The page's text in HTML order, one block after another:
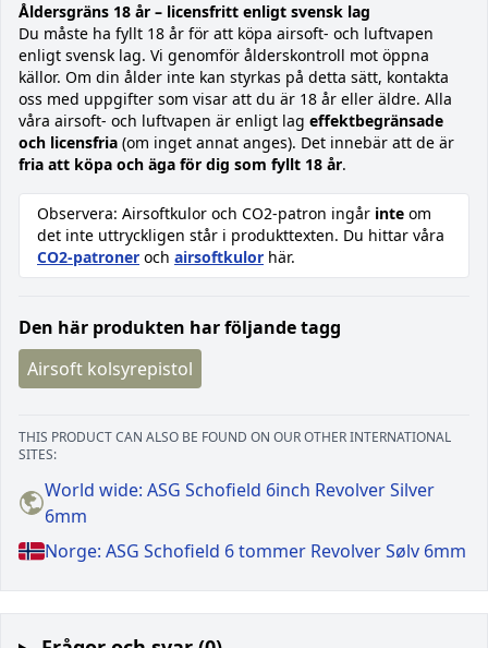
Åldersgräns 18 år – licensfritt enligt svensk lag
Du måste ha fyllt 18 år för att köpa airsoft- och luftvapen
enligt svensk lag. Vi genomför ålderskontroll mot öppna
källor. Om din ålder inte kan styrkas på detta sätt, kontakta
oss med uppgifter som visar att du är 18 år eller äldre. Alla
våra airsoft- och luftvapen är enligt lag effektbegränsade
och licensfria (om inget annat anges). Det innebär att de är
fria att köpa och äga för dig som fyllt 18 år.
Observera: Airsoftkulor och CO2-patron ingår inte om
det inte uttryckligen står i produkttexten. Du hittar våra
CO2-patroner och airsoftkulor här.
Den här produkten har följande tagg
Airsoft kolsyrepistol
THIS PRODUCT CAN ALSO BE FOUND ON OUR OTHER INTERNATIONAL
SITES:
World wide: ASG Schofield 6inch Revolver Silver
6mm
Norge: ASG Schofield 6 tommer Revolver Sølv 6mm